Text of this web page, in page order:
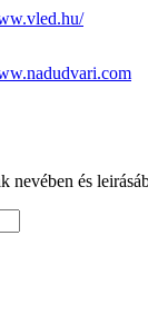
nevében és